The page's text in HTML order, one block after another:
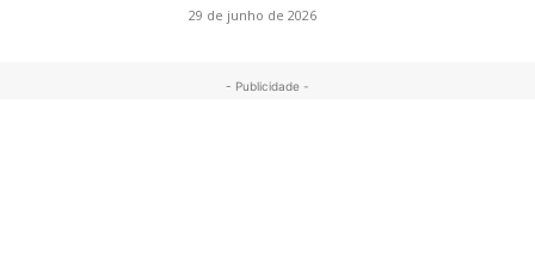
29 de junho de 2026
- Publicidade -